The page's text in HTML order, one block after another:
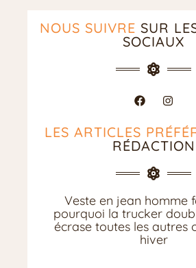
NOUS SUIVRE SUR
SOCIAUX
LES ARTICLES
RÉDACTION
Veste en jean homme
pourquoi la trucker
écrase toutes les autres
hiver